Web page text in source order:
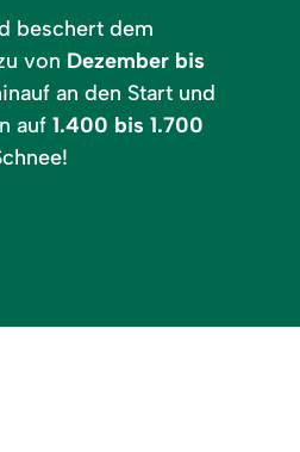
beschert dem
von Dezember bis
an den Start und
auf 1.400 bis 1.700